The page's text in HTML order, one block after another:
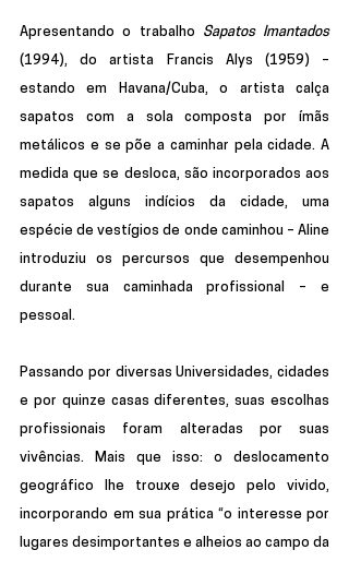
Apresentando o trabalho Sapatos Imantados
(1994), do artista Francis Alys (1959) –
estando em Havana/Cuba, o artista calça
sapatos com a sola composta por ímãs
metálicos e se põe a caminhar pela cidade. A
medida que se desloca, são incorporados aos
sapatos alguns indícios da cidade, uma
espécie de vestígios de onde caminhou – Aline
introduziu os percursos que desempenhou
durante sua caminhada profissional – e
pessoal.
Passando por diversas Universidades, cidades
e por quinze casas diferentes, suas escolhas
profissionais foram alteradas por suas
vivências. Mais que isso: o deslocamento
geográfico lhe trouxe desejo pelo vivido,
incorporando em sua prática “o interesse por
lugares desimportantes e alheios ao campo da